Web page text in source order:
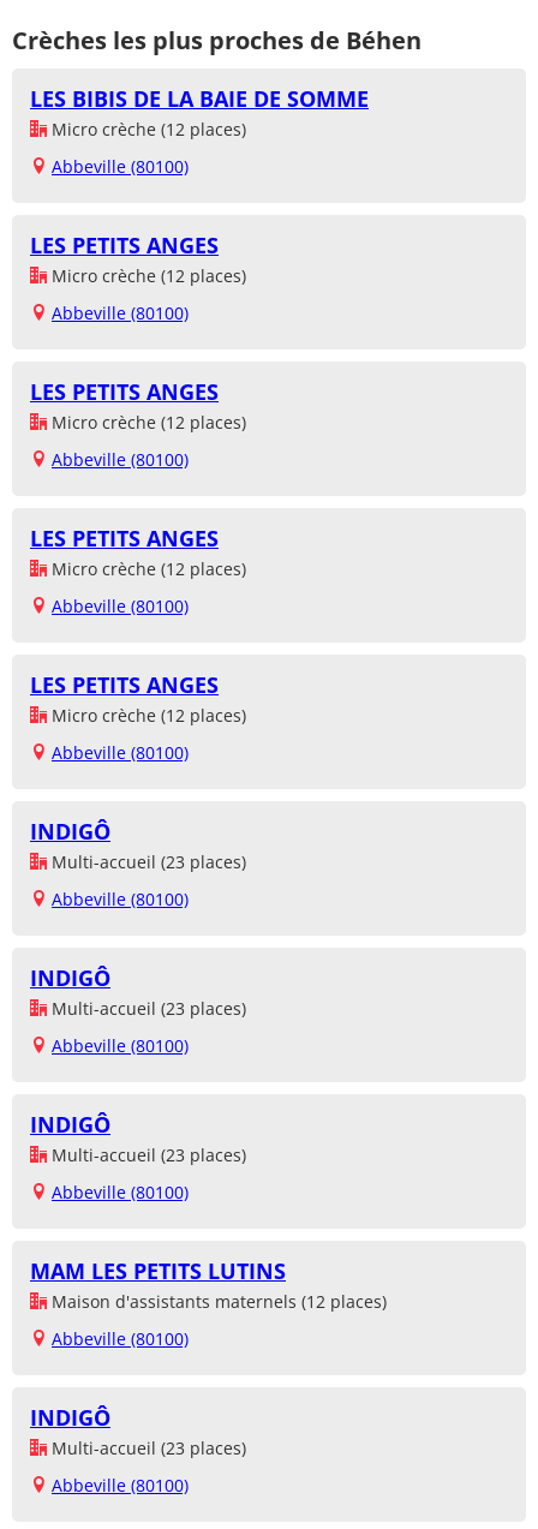
Crèches les plus proches de Béhen
LES BIBIS DE LA BAIE DE SOMME
Micro crèche (12 places)
Abbeville (80100)
LES PETITS ANGES
Micro crèche (12 places)
Abbeville (80100)
LES PETITS ANGES
Micro crèche (12 places)
Abbeville (80100)
LES PETITS ANGES
Micro crèche (12 places)
Abbeville (80100)
LES PETITS ANGES
Micro crèche (12 places)
Abbeville (80100)
INDIGÔ
Multi-accueil (23 places)
Abbeville (80100)
INDIGÔ
Multi-accueil (23 places)
Abbeville (80100)
INDIGÔ
Multi-accueil (23 places)
Abbeville (80100)
MAM LES PETITS LUTINS
Maison d'assistants maternels (12 places)
Abbeville (80100)
INDIGÔ
Multi-accueil (23 places)
Abbeville (80100)